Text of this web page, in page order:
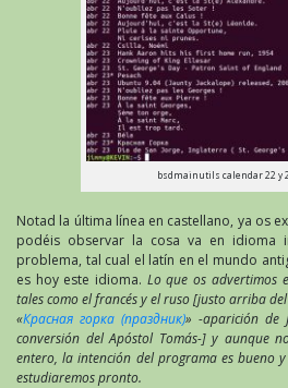
bsdmainutils calendar 22 y
Notad la última línea en castellano, ya os
podéis observar la cosa va en idioma
problema, tal cual el latín en el mundo
es hoy este idioma. Lo que os advertimos
tales como el francés y el ruso [justo arriba
«Красная горка (праздник)» -aparición de
conversión del Apóstol Tomás-] y aunque
entero, la intención del programa es bueno
estudiaremos pronto.